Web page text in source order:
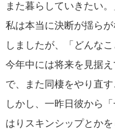
また暮らしていきたい。
私は本当に決断が揺ら
しましたが、「どんな
今年中には将来を見据
で、また同棲をやり直す
しかし、一昨日彼から
はりスキンシップとか